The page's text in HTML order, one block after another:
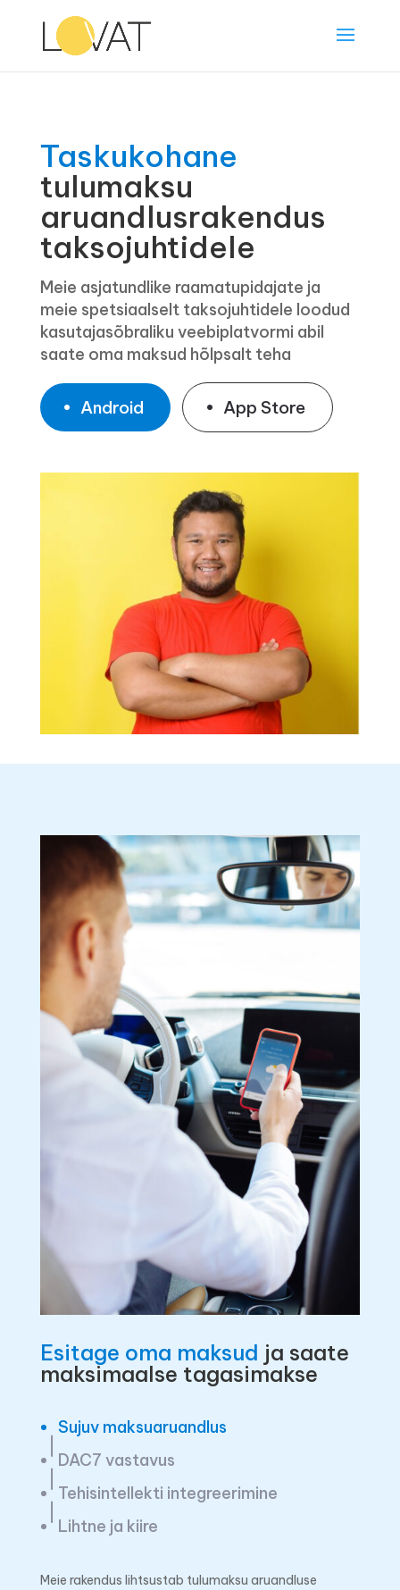
Taskukohane
tulumaksu
aruandlusrakendus
taksojuhtidele
Meie asjatundlike raamatupidajate ja
meie spetsiaalselt taksojuhtidele loodud
kasutajasõbraliku veebiplatvormi abil
saate oma maksud hõlpsalt teha
Android App Store
Esitage oma maksud ja saate
maksimaalse tagasimakse
Sujuv maksuaruandlus
DAC7 vastavus
Tehisintellekti integreerimine
Lihtne ja kiire
Meie rakendus lihtsustab tulumaksu aruandluse